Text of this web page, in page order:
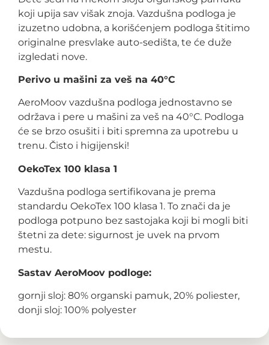
koji upija sav višak znoja. Vazdušna podloga je
izuzetno udobna, a korišćenjem podloga štitimo
originalne presvlake auto-sedišta, te će duže
izgledati nove.
Perivo u mašini za veš na 40°C
AeroMoov vazdušna podloga jednostavno se
održava i pere u mašini za veš na 40°C. Podloga
će se brzo osušiti i biti spremna za upotrebu u
trenu. Čisto i higijenski!
OekoTex 100 klasa 1
Vazdušna podloga sertifikovana je prema
standardu OekoTex 100 klasa 1. To znači da je
podloga potpuno bez sastojaka koji bi mogli biti
štetni za dete: sigurnost je uvek na prvom
mestu.
Sastav AeroMoov podloge:
gornji sloj: 80% organski pamuk, 20% poliester,
donji sloj: 100% polyester